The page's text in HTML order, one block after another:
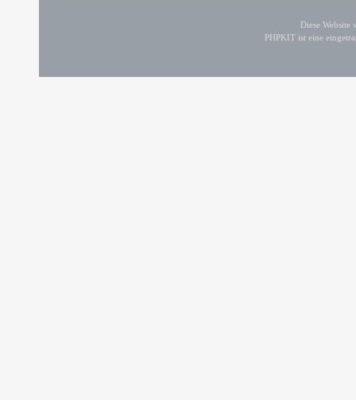
Diese
PHPKIT ist eine